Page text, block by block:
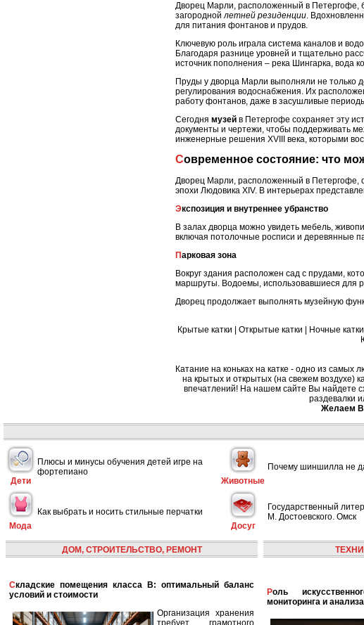
Дворец Марли, расположенный в Петергофе,
загороднойлетней резиденции.
для питания фонтанов и прудов.
Ключевую роль играла система каналов и
Благодаря разнице уровней и тщательно
источник пополнения – река Шингарка, вода
Пруды у дворца Марли выполняли не только
регулирования водоснабжения. Их
работу фонтанов, даже в засушливые
Сегодня музей в Петергофе сохраняет эту
документы и чертежи, чтобы поддерживать
инженерные решения XVIII века, которыми
Современное состояние: что
Дворец Марли, расположенный в Петергофе,
эпохи Людовика XIV. В интерьерах
Экспозиция и внутреннее убранство
В залах дворца можно увидеть мебель,
включая потолочные росписи и деревянные
Парковая зона
Вокруг здания расположен сад с прудами,
маршруты. Водоемы, использовавшиеся для
Дворец продолжает выполнять музейную
Крытые катки | Открытые катки | Ночные катки
Катание на коньках на катке - одно из самых
на крытых и открытых (на свежем воздухе)
впечатлений! На нашем сайте Вы найдете
раздевалки
Желаем
Дети
Плюсы и минусы обучения детей игре на
фортепиано
Животные
Почему шиншилла не
Мода
Как выбрать и носить стильные перчатки
Досуг
Государственный
М. Достоевского. Омск
ДОМ, СТРОИТЕЛЬСТВО, РЕМОНТ
Складские помещения класса B: оптимальный баланс
условий и стоимости
Организация хранения
требует грамотного
Роль искусственного интеллекта в улучшении
мониторинга и